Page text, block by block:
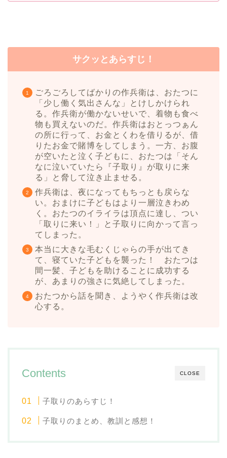
サクッとあらすじ！
ごろごろしてばかりの作兵衛は、おたつに
「少し働く気出さんな」とけしかけられ
る。作兵衛が働かないせいで、着物も食べ
物も買えないのだ。作兵衛はおとっつぁん
の所に行って、お金とくわを借りるが、借
りたお金で賭博をしてしまう。一方、お腹
が空いたと泣く子どもに、おたつは「そん
なに泣いていたら『子取り』が取りに来
る」と脅して泣き止ませる。
作兵衛は、夜になってもちっとも戻らな
い。おまけに子どもはより一層泣きわめ
く。おたつのイライラは頂点に達し、つい
「取りに来い！」と子取りに向かって言っ
てしまった。
本当に大きな毛むくじゃらの手が出てき
て、寝ていた子どもを襲った！ おたつは
間一髪、子どもを助けることに成功する
が、あまりの強さに気絶してしまった。
おたつから話を聞き、ようやく作兵衛は改
心する。
CLOSE
Contents
子取りのあらすじ！
子取りのまとめ、教訓と感想！